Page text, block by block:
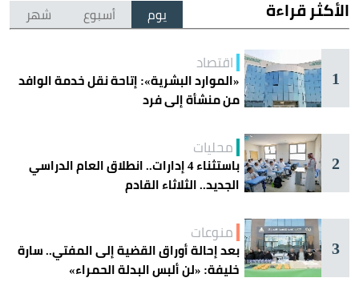
الأكثر قراءة يوم أسبوع شهر
1
اقتصاد
«الموارد البشرية»: إتاحة نقل خدمة الوافد
من منشأة إلى فرد
2
محليات
باستثناء 4 إدارات.. انطلاق العام الدراسي
الجديد.. الثلاثاء القادم
3
منوعات
بعد إحالة أوراق القضية إلى المفتي.. سارة
خليفة: «لن ألبس البدلة الحمراء»